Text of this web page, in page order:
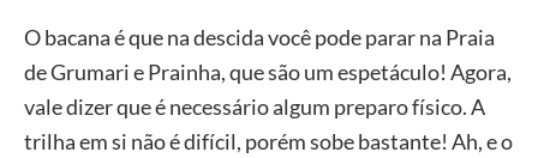
O bacana é que na descida você pode parar na Praia
de Grumari e Prainha, que são um espetáculo! Agora,
vale dizer que é necessário algum preparo físico. A
trilha em si não é difícil, porém sobe bastante! Ah, e o